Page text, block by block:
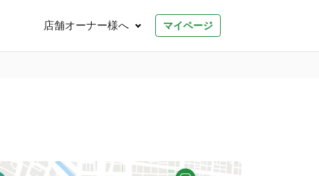
店舗オーナー様へ マイページ